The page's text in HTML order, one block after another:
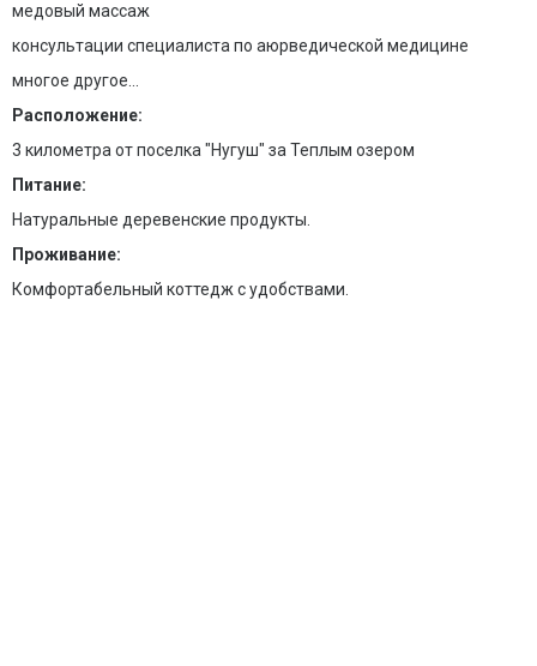
медовый массаж
консультации специалиста по аюрведической медицине
многое другое...
Расположение:
3 километра от поселка "Нугуш" за Теплым озером
Питание:
Натуральные деревенские продукты.
Проживание:
Комфортабельный коттедж с удобствами.